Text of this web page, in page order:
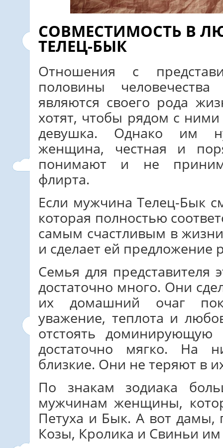
СОВМЕСТИМОСТЬ В
ТЕЛЕЦ-БЫК
Отношения с
половины
являются своего рода
хотят, чтобы рядом с
девушка. Однако им
женщина, честная и
понимают и не
флирта.
Если мужчина Телец-Бык
которая полностью
самым счастливым в
и сделает ей предложение
Семья для представителя
достаточно много. Они
их домашний очаг
уважение, теплота и
отстоять
достаточно мягко. На
близкие. Они не теряют в
По знакам зодиака
мужчинам женщины,
Петуха и Бык. А вот дамы,
Козы, Кролика и Свиньи им